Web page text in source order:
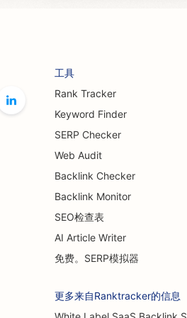
工具
Rank Tracker
Keyword Finder
SERP Checker
Web Audit
Backlink Checker
Backlink Monitor
SEO检查表
AI Article Writer
免费。SERP模拟器
更多来自Ranktracker的信息